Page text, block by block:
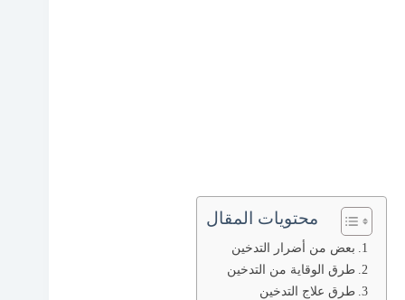
محتويات المقال
بعض من أضرار التدخين
طرق الوقاية من التدخين
طرق علاج التدخين